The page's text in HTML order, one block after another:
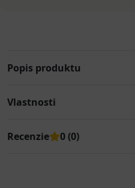
Popis produktu
Vlastnosti
Recenzie 0 (0)